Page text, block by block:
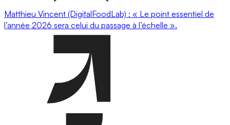
Matthieu Vincent (DigitalFoodLab) : « Le point essentiel de
l’année 2026 sera celui du passage à l’échelle ».